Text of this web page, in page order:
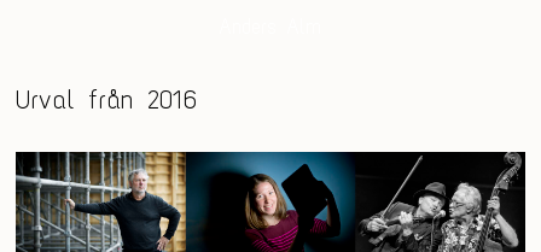
Urval från 2016